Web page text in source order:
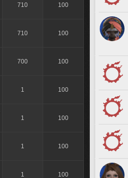
710 100
710 100
700 100
1 100
1 100
1 100
1 100